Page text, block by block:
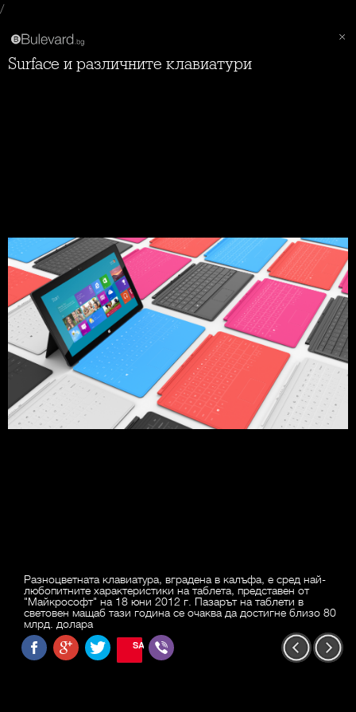
/
Surface и различните клавиатури
Разноцветната клавиатура, вградена в калъфа, е сред най-
любопитните характеристики на таблета, представен от
"Майкрософт" на 18 юни 2012 г. Пазарът на таблети в
световен мащаб тази година се очаква да достигне близо 80
млрд. долара
SAVE